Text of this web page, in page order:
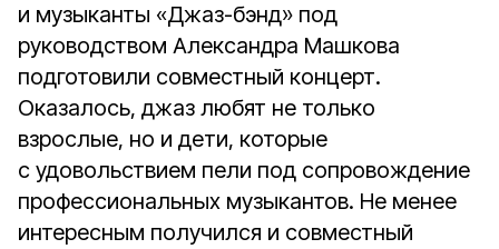
и музыканты «Джаз-бэнд» под
руководством Александра Машкова
подготовили совместный концерт.
Оказалось, джаз любят не только
взрослые, но и дети, которые
с удовольствием пели под сопровождение
профессиональных музыкантов. Не менее
интересным получился и совместный